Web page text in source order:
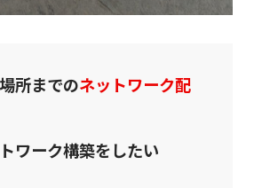
所までのネットワーク配
ワーク構築をしたい